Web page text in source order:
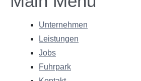
Unternehmen
Leistungen
Jobs
Fuhrpark